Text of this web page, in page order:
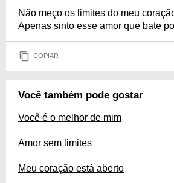
Não meço os limites do meu
Apenas sinto esse amor que bate
COPIAR
Você também pode gostar
Você é o melhor de mim
Amor sem limites
Meu coração está aberto